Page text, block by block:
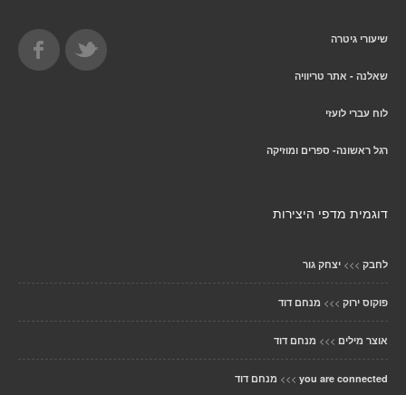
שיעורי גיטרה
שאלנה - אתר טריוויה
לוח עברי לועזי
רגל ראשונה- ספרים ומוזיקה
דוגמית מדפי היצירות
לחבק >>> יצחק גור
פוקוס ירוק >>> מנחם דוד
אוצר מילים >>> מנחם דוד
you are connected
>>> מנחם דוד